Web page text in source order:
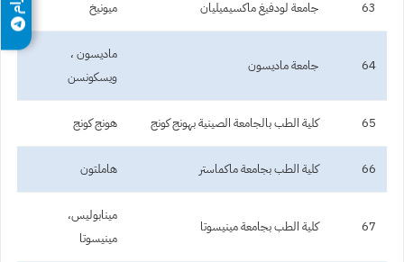
63 جامعة لودفيغ ماكسيميليان ميونيخ
64 جامعة ماديسون
ماديسون ،
ويسكونسن
65 كلية الطب بالجامعة الصينية بهونج كونج هونج كونج
66 كلية الطب بجامعة ماكماستر هاملتون
67 كلية الطب بجامعة مينيسوتا
مينابوليس،
مينيسوتا